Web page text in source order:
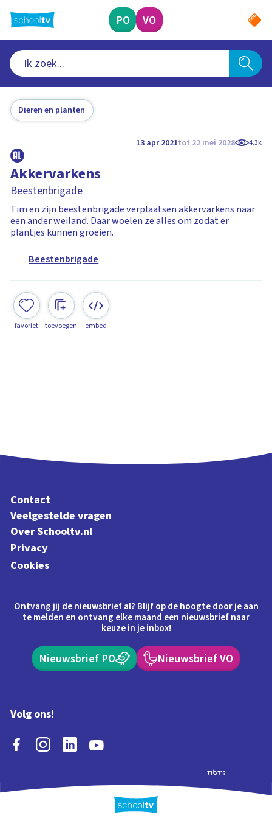
naar
hoofdinhoud
PO VO
Dieren en planten
13 apr 2021tot 22 mei 2028 4.3k
Akkervarkens
Beestenbrigade
Tim en zijn beestenbrigade verplaatsen akkervarkens naar
een ander weiland. Daar woelen ze alles om zodat er
plantjes kunnen groeien.
Beestenbrigade
favoriet toevoegen embed
Contact
Veelgestelde vragen
Over Schooltv.nl
Privacy
Cookies
Ontvang jij de nieuwsbrief al? Blijf op de hoogte door je aan
te melden en ontvang elke maand een nieuwsbrief naar
keuze in je inbox!
Nieuwsbrief PO Nieuwsbrief VO
Volg ons!